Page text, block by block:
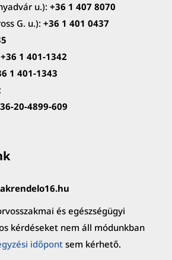
u.): +36 1 407 8070
G. u.): +36 1 401 0437
+36 1 401-1342
1 401-1343
20-4899-609
és egészségügyi
kérdéseket nem áll módunkban
időpontsem kérhető.